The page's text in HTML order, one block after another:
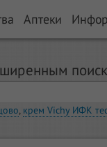
Аптеки
, крем Vichy ИФК